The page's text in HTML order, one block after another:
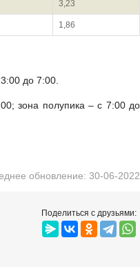
3,23
1,86
до 7:00.
обновление: 30-06-2022
Поделиться с друзьями: